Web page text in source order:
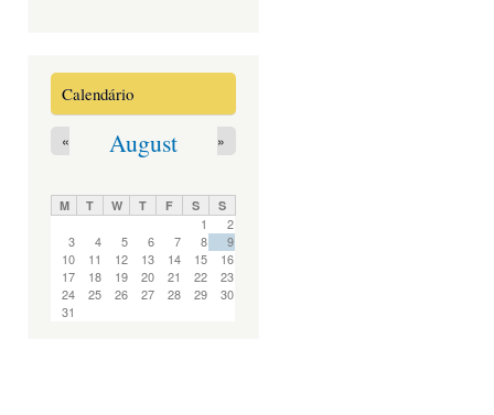
Calendário
August
« »
M T W T F S S
1
2
3
4 5 6 7 8
9
10
11 12 13 14 15
16
17
18 19 20 21 22
23
24
25 26 27 28 29
30
31